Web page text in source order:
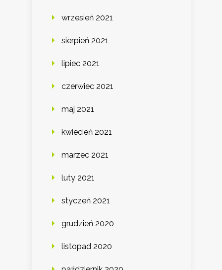
wrzesień 2021
sierpień 2021
lipiec 2021
czerwiec 2021
maj 2021
kwiecień 2021
marzec 2021
luty 2021
styczeń 2021
grudzień 2020
listopad 2020